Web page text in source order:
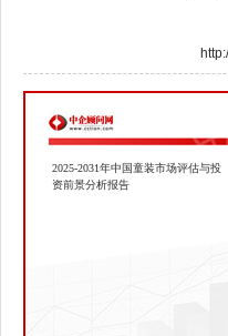
2025-2031年中国童装市场评估与投
资前景分析报告